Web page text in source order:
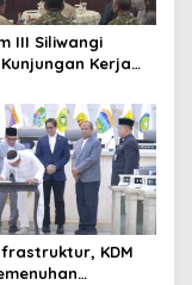
III Siliwangi
Kerja
Pemerintah
KDM